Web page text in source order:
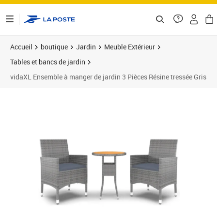
Accueil boutique Jardin
Meuble Extérieur
Tables et bancs de jardin
vidaXL Ensemble à manger de jardin 3 Pièces Résine tressée Gris